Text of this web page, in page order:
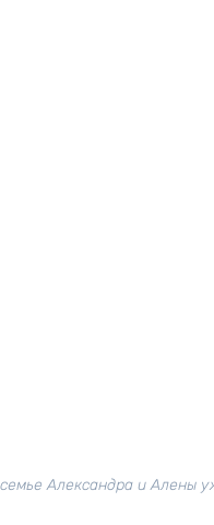
Александра и Алены